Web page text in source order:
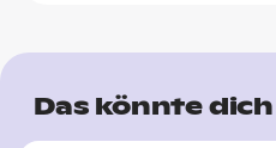
Das könnte